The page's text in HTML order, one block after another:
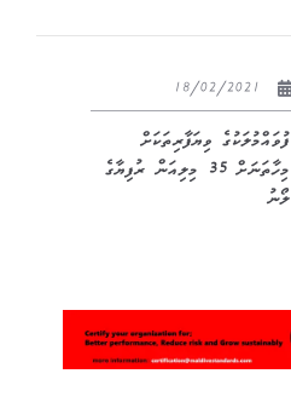
ފުވައްމުލަކުގެ ވިޔަފާރިތަކަށް
މިހާތަނަށް 35 މިލިއަން ރުފިޔާގެ
ލޯނު